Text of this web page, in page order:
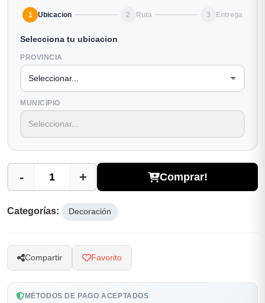
1 Ubicacion 2 Ruta 3 Entrega
Selecciona tu ubicacion
PROVINCIA
MUNICIPIO
- + Comprar!
Categorías: Decoración
Compartir Favorito
MÉTODOS DE PAGO ACEPTADOS